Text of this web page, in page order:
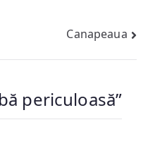
Canapeaua
periculoasă”